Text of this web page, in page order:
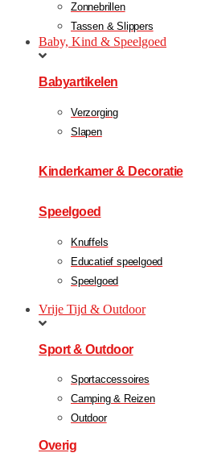
Zonnebrillen
Tassen & Slippers
Baby, Kind & Speelgoed
Babyartikelen
Verzorging
Slapen
Kinderkamer & Decoratie
Speelgoed
Knuffels
Educatief speelgoed
Speelgoed
Vrije Tijd & Outdoor
Sport & Outdoor
Sportaccessoires
Camping & Reizen
Outdoor
Overig